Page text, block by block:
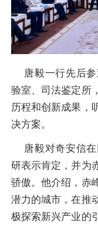
唐毅一行先后参
验室、司法鉴定所
历程和创新成果，
决方案。
唐毅对奇安信在
研表示肯定，并为
骄傲。他介绍，赤
潜力的城市，在推
极探索新兴产业的